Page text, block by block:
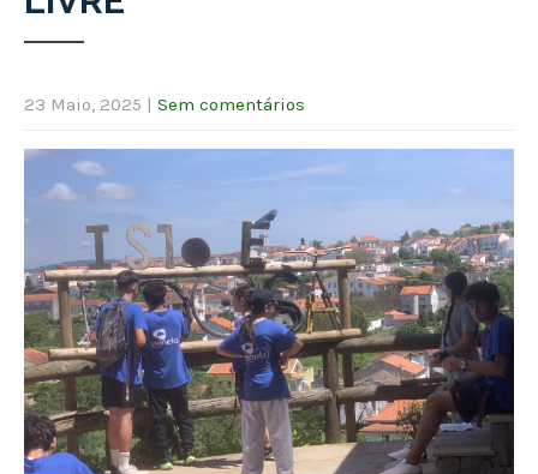
23 Maio, 2025 | Sem comentários